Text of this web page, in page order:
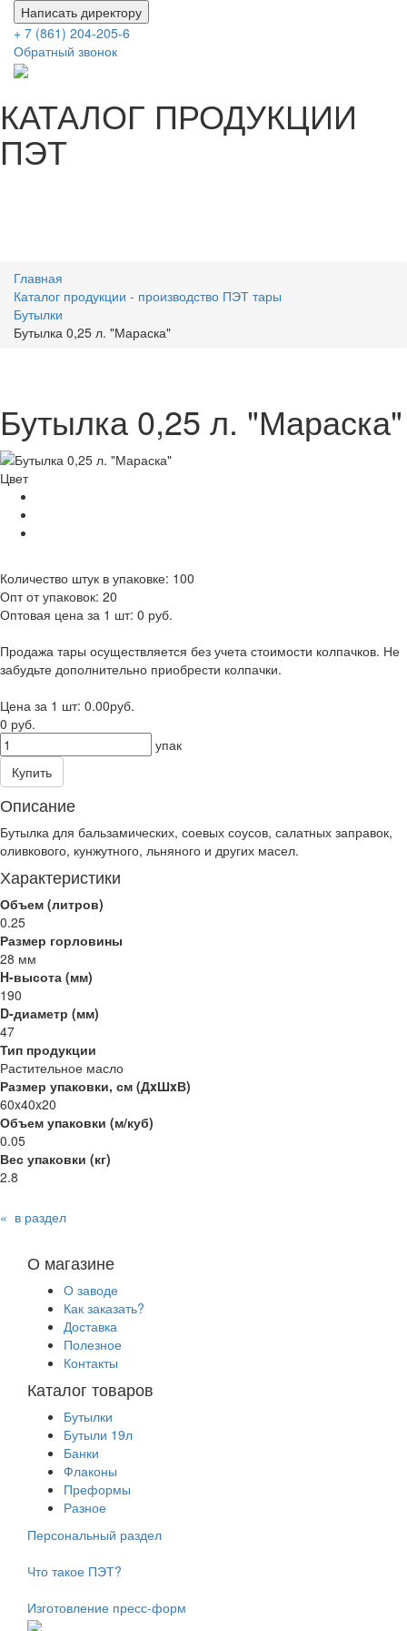
Написать директору
+ 7 (861) 204-205-6
Обратный звонок
КАТАЛОГ ПРОДУКЦИИ
ПЭТ
Главная
Каталог продукции - производство ПЭТ тары
Бутылки
Бутылка 0,25 л. "Мараска"
Бутылка 0,25 л. "Мараска"
Цвет
Количество штук в упаковке: 100
Опт от упаковок: 20
Оптовая цена за 1 шт: 0 руб.
Продажа тары осуществляется без учета стоимости колпачков. Не
забудьте дополнительно приобрести колпачки.
Цена за 1 шт: 0.00руб.
0 руб.
упак
Купить
Описание
Бутылка для бальзамических, соевых соусов, салатных заправок,
оливкового, кунжутного, льняного и других масел.
Характеристики
Объем (литров)
0.25
Размер горловины
28 мм
H-высота (мм)
190
D-диаметр (мм)
47
Тип продукции
Растительное масло
Размер упаковки, см (ДxШxВ)
60x40x20
Объем упаковки (м/куб)
0.05
Вес упаковки (кг)
2.8
« в раздел
О магазине
О заводе
Как заказать?
Доставка
Полезное
Контакты
Каталог товаров
Бутылки
Бутыли 19л
Банки
Флаконы
Преформы
Разное
Персональный раздел
Что такое ПЭТ?
Изготовление пресс-форм